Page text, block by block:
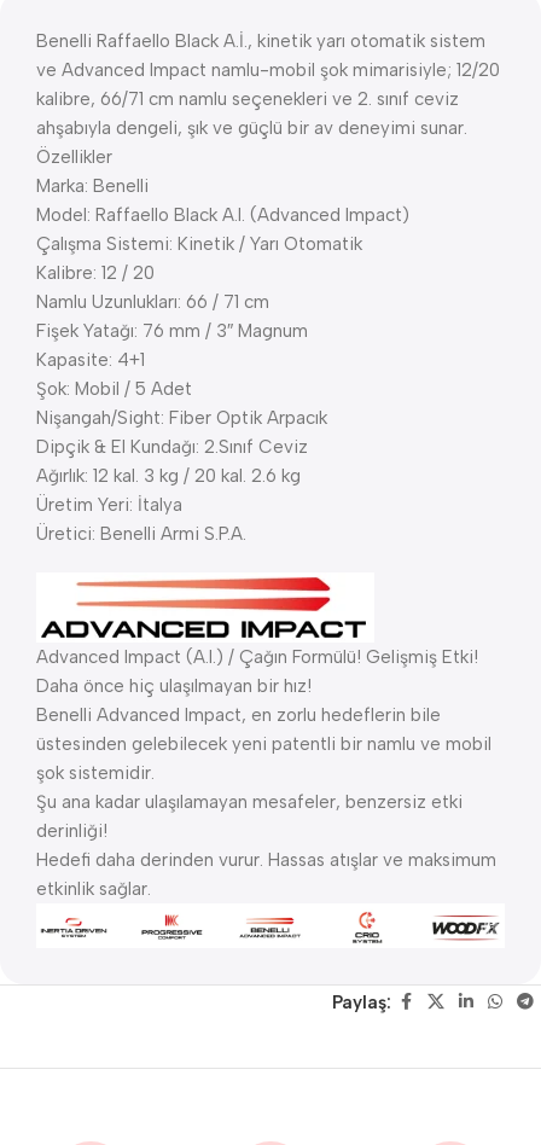
Benelli Raffaello Black A.İ., kinetik yarı otomatik sistem
ve Advanced Impact namlu-mobil şok mimarisiyle; 12/20
kalibre, 66/71 cm namlu seçenekleri ve 2. sınıf ceviz
ahşabıyla dengeli, şık ve güçlü bir av deneyimi sunar.
Özellikler
Marka: Benelli
Model: Raffaello Black A.I. (Advanced Impact)
Çalışma Sistemi: Kinetik / Yarı Otomatik
Kalibre: 12 / 20
Namlu Uzunlukları: 66 / 71 cm
Fişek Yatağı: 76 mm / 3″ Magnum
Kapasite: 4+1
Şok: Mobil / 5 Adet
Nişangah/Sight: Fiber Optik Arpacık
Dipçik & El Kundağı: 2.Sınıf Ceviz
Ağırlık: 12 kal. 3 kg / 20 kal. 2.6 kg
Üretim Yeri: İtalya
Üretici: Benelli Armi S.P.A.
Advanced Impact (A.I.) / Çağın Formülü! Gelişmiş Etki!
Daha önce hiç ulaşılmayan bir hız!
Benelli Advanced Impact, en zorlu hedeflerin bile
üstesinden gelebilecek yeni patentli bir namlu ve mobil
şok sistemidir.
Şu ana kadar ulaşılamayan mesafeler, benzersiz etki
derinliği!
Hedefi daha derinden vurur. Hassas atışlar ve maksimum
etkinlik sağlar.
Paylaş: